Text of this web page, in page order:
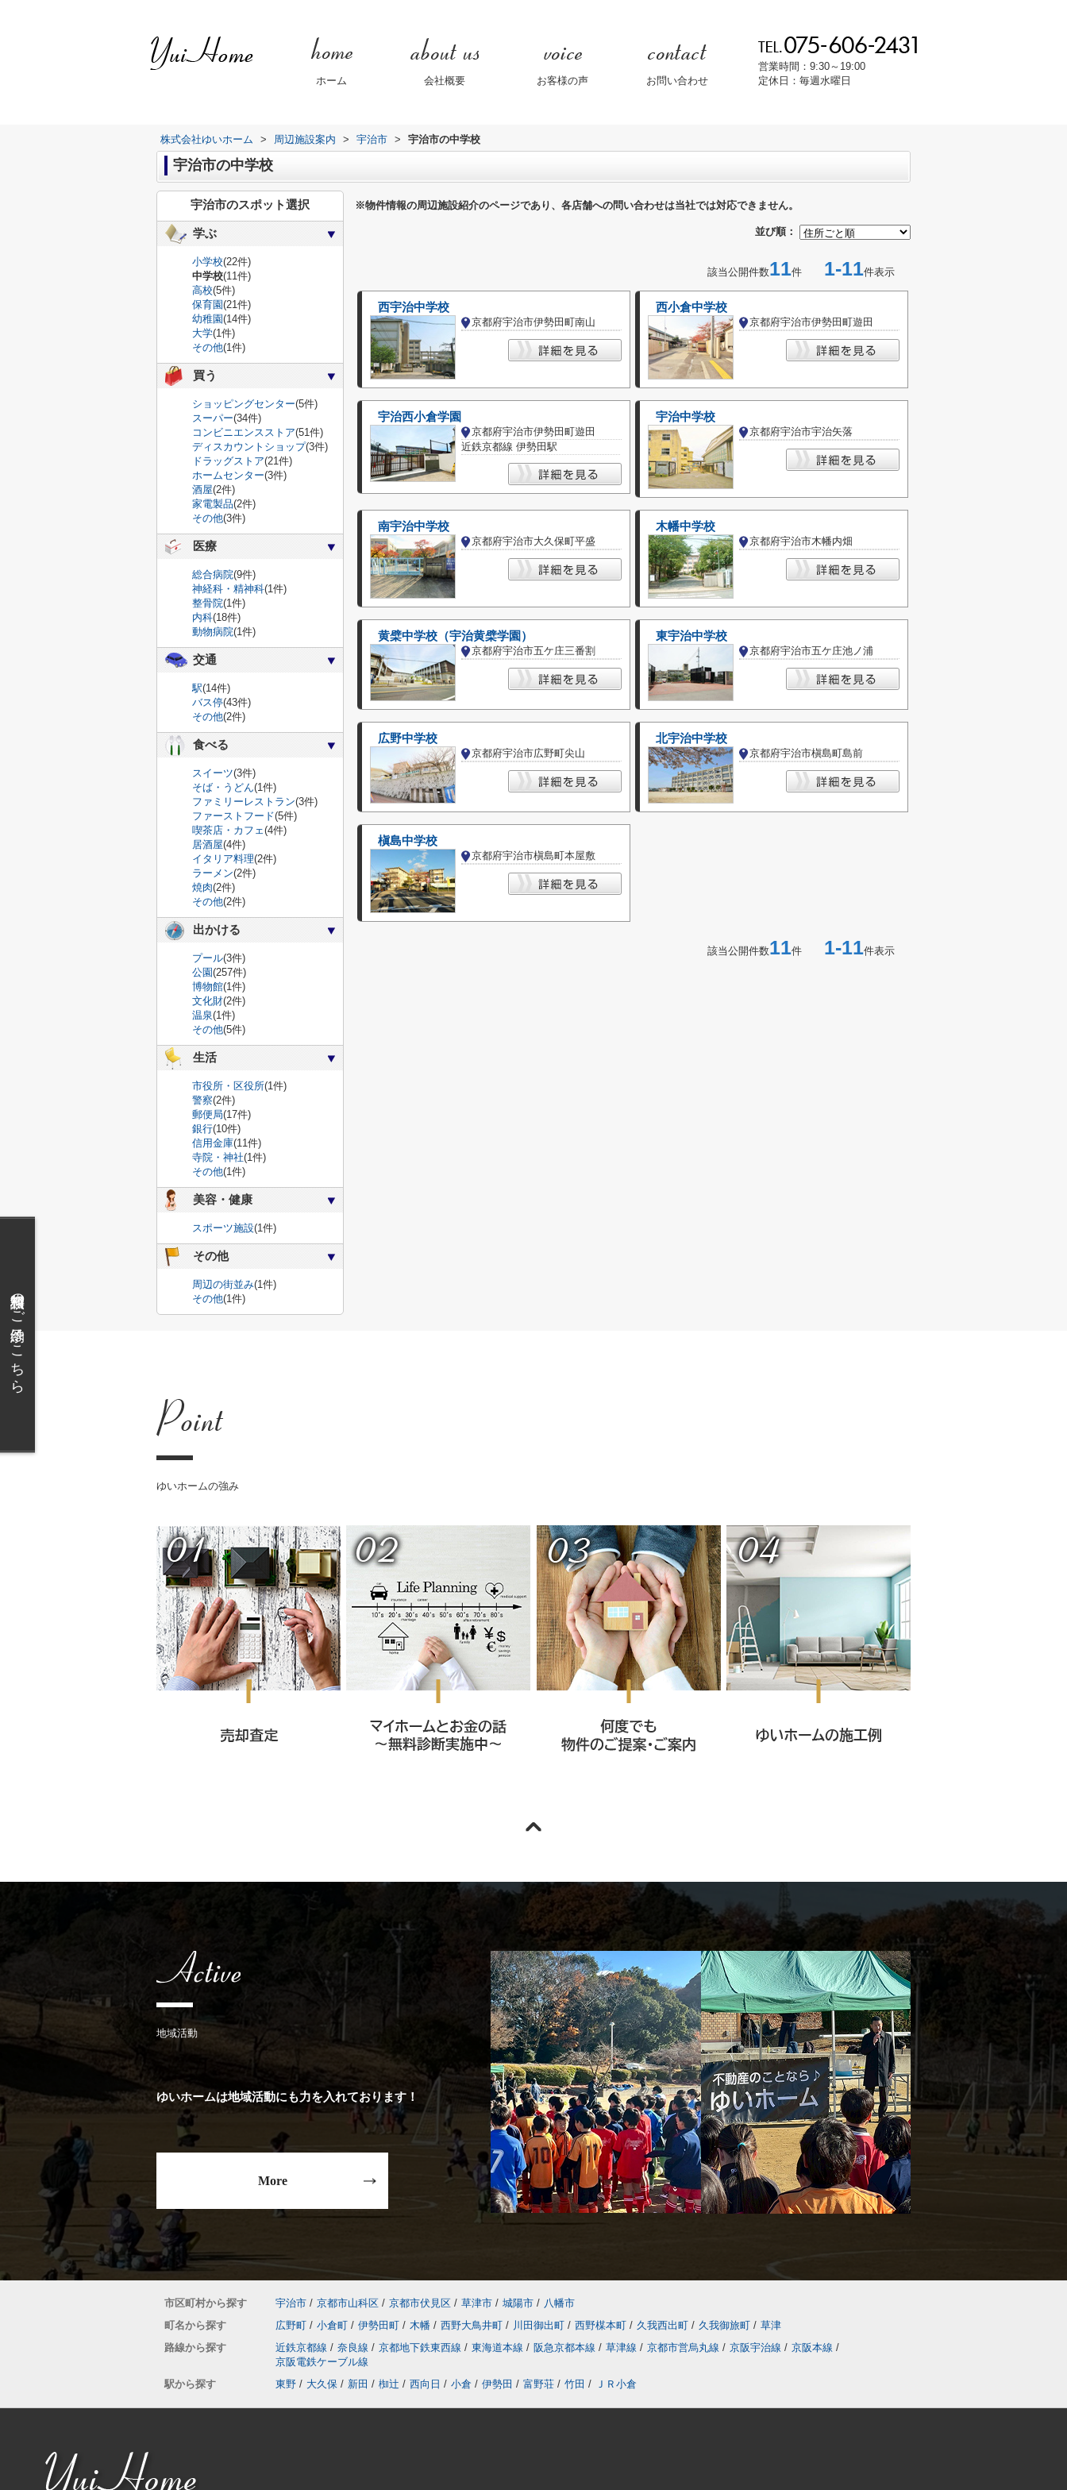
ホーム 会社概要 お客様の声 お問い合わせ
営業時間：9:30～19:00
定休日：毎週水曜日
株式会社ゆいホーム > 周辺施設案内 > 宇治市 > 宇治市の中学校
宇治市の中学校
※物件情報の周辺施設紹介のページであり、各店舗への問い合わせは当社では対応できません。
並び順：
該当公開件数11件 1-11件表示
西宇治中学校
京都府宇治市伊勢田町南山
西小倉中学校
京都府宇治市伊勢田町遊田
宇治西小倉学園
京都府宇治市伊勢田町遊田
近鉄京都線 伊勢田駅
宇治中学校
京都府宇治市宇治矢落
南宇治中学校
京都府宇治市大久保町平盛
木幡中学校
京都府宇治市木幡内畑
黄檗中学校（宇治黄檗学園）
京都府宇治市五ケ庄三番割
東宇治中学校
京都府宇治市五ケ庄池ノ浦
広野中学校
京都府宇治市広野町尖山
北宇治中学校
京都府宇治市槇島町島前
槇島中学校
京都府宇治市槇島町本屋敷
該当公開件数11件 1-11件表示
宇治市のスポット選択
学ぶ
小学校(22件)
中学校(11件)
高校(5件)
保育園(21件)
幼稚園(14件)
大学(1件)
その他(1件)
買う
ショッピングセンター(5件)
スーパー(34件)
コンビニエンスストア(51件)
ディスカウントショップ(3件)
ドラッグストア(21件)
ホームセンター(3件)
酒屋(2件)
家電製品(2件)
その他(3件)
医療
総合病院(9件)
神経科・精神科(1件)
整骨院(1件)
内科(18件)
動物病院(1件)
交通
駅(14件)
バス停(43件)
その他(2件)
食べる
スイーツ(3件)
そば・うどん(1件)
ファミリーレストラン(3件)
ファーストフード(5件)
喫茶店・カフェ(4件)
居酒屋(4件)
イタリア料理(2件)
ラーメン(2件)
焼肉(2件)
その他(2件)
出かける
プール(3件)
公園(257件)
博物館(1件)
文化財(2件)
温泉(1件)
その他(5件)
生活
市役所・区役所(1件)
警察(2件)
郵便局(17件)
銀行(10件)
信用金庫(11件)
寺院・神社(1件)
その他(1件)
美容・健康
スポーツ施設(1件)
その他
周辺の街並み(1件)
その他(1件)
ゆいホームの強み
地域活動
ゆいホームは地域活動にも力を入れております！
More
市区町村から探す 宇治市 / 京都市山科区 / 京都市伏見区 / 草津市 / 城陽市 / 八幡市
町名から探す
広野町 / 小倉町 / 伊勢田町 / 木幡 / 西野大鳥井町 / 川田御出町 / 西野楳本町 / 久我西出町 / 久我御旅町 / 草津
路線から探す
近鉄京都線 / 奈良線 / 京都地下鉄東西線 / 東海道本線 / 阪急京都本線 / 草津線 / 京都市営烏丸線 / 京阪宇治線 / 京阪本線 /
京阪電鉄ケーブル線
駅から探す
東野 / 大久保 / 新田 / 椥辻 / 西向日 / 小倉 / 伊勢田 / 富野荘 / 竹田 / ＪＲ小倉
無料相談のご予約はこちら